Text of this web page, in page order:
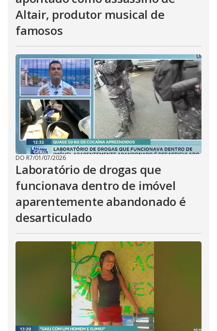
Altair, produtor musical de
famosos
DO R7/01/07/2026
Laboratório de drogas que
funcionava dentro de imóvel
aparentemente abandonado é
desarticulado